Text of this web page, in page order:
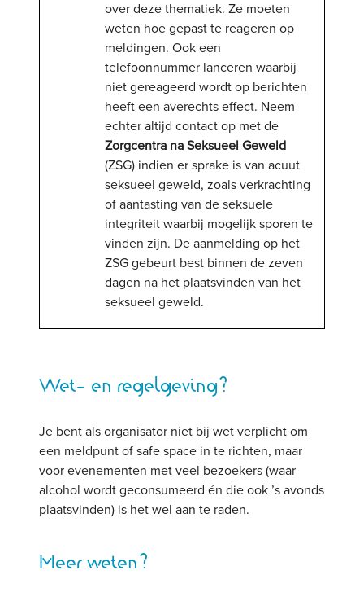
over deze thematiek. Ze moeten
weten hoe gepast te reageren op
meldingen. Ook een
telefoonnummer lanceren waarbij
niet gereageerd wordt op berichten
heeft een averechts effect. Neem
echter altijd contact op met de
Zorgcentra na Seksueel Geweld
(ZSG) indien er sprake is van acuut
seksueel geweld, zoals verkrachting
of aantasting van de seksuele
integriteit waarbij mogelijk sporen te
vinden zijn. De aanmelding op het
ZSG gebeurt best binnen de zeven
dagen na het plaatsvinden van het
seksueel geweld.
Wet- en regelgeving?
Je bent als organisator niet bij wet verplicht om
een meldpunt of safe space in te richten, maar
voor evenementen met veel bezoekers (waar
alcohol wordt geconsumeerd én die ook ’s avonds
plaatsvinden) is het wel aan te raden.
Meer weten?